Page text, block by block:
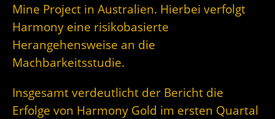
Mine Project in Australien. Hierbei verfolgt
Harmony eine risikobasierte
Herangehensweise an die
Machbarkeitsstudie.
Insgesamt verdeutlicht der Bericht die
Erfolge von Harmony Gold im ersten Quartal